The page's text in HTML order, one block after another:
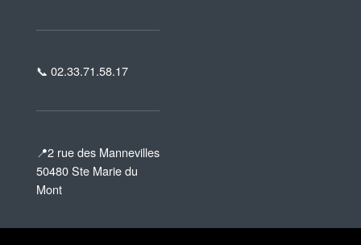
📞 02.33.71.58.17
📍2 rue des Mannevilles
50480 Ste Marie du
Mont